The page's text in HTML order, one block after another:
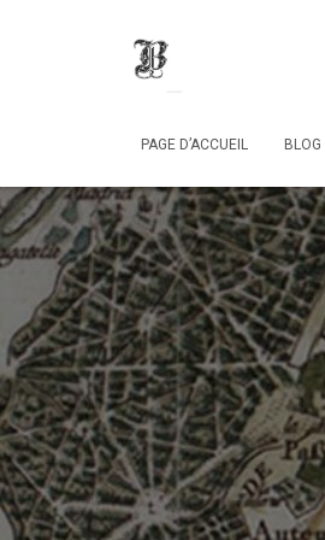
PAGE D’ACCUEIL BLOG